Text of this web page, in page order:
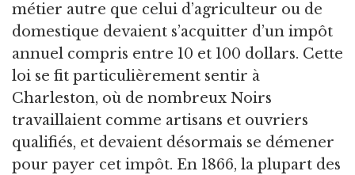
métier autre que celui d’agriculteur ou de
domestique devaient s’acquitter d’un impôt
annuel compris entre 10 et 100 dollars. Cette
loi se fit particulièrement sentir à
Charleston, où de nombreux Noirs
travaillaient comme artisans et ouvriers
qualifiés, et devaient désormais se démener
pour payer cet impôt. En 1866, la plupart des